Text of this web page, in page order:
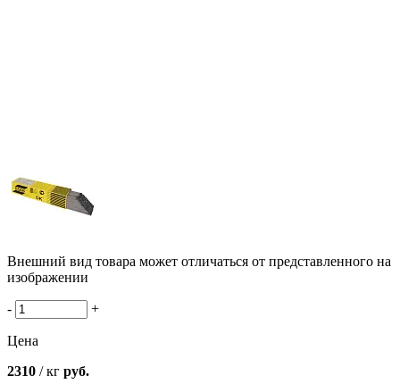
Внешний вид товара может отличаться от представленного на
изображении
- +
Цена
2310 / кг руб.